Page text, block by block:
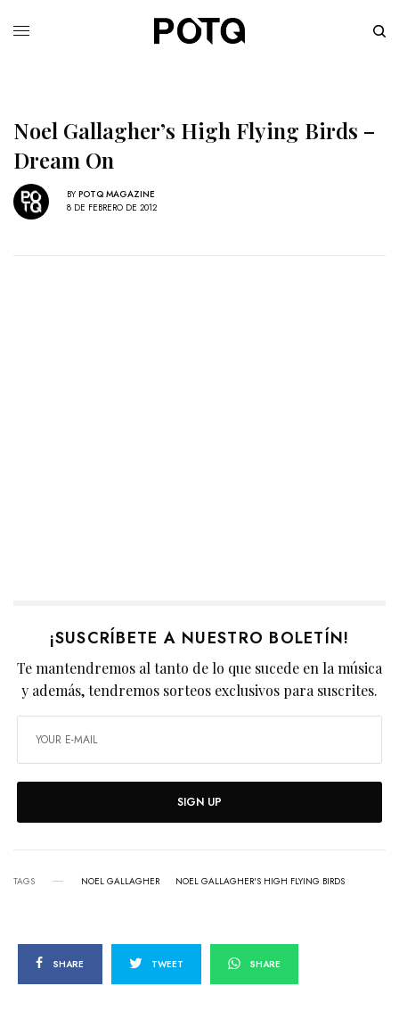
Noel Gallagher’s High Flying Birds –
Dream On
BY POTQ MAGAZINE
8 DE FEBRERO DE 2012
¡SUSCRÍBETE A NUESTRO BOLETÍN!
Te mantendremos al tanto de lo que sucede en la música
y además, tendremos sorteos exclusivos para suscrites.
SIGN UP
TAGS NOEL GALLAGHER NOEL GALLAGHER'S HIGH FLYING BIRDS
SHARE TWEET SHARE